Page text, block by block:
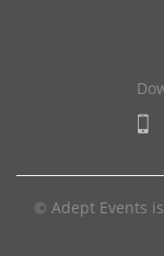
© Adept Events